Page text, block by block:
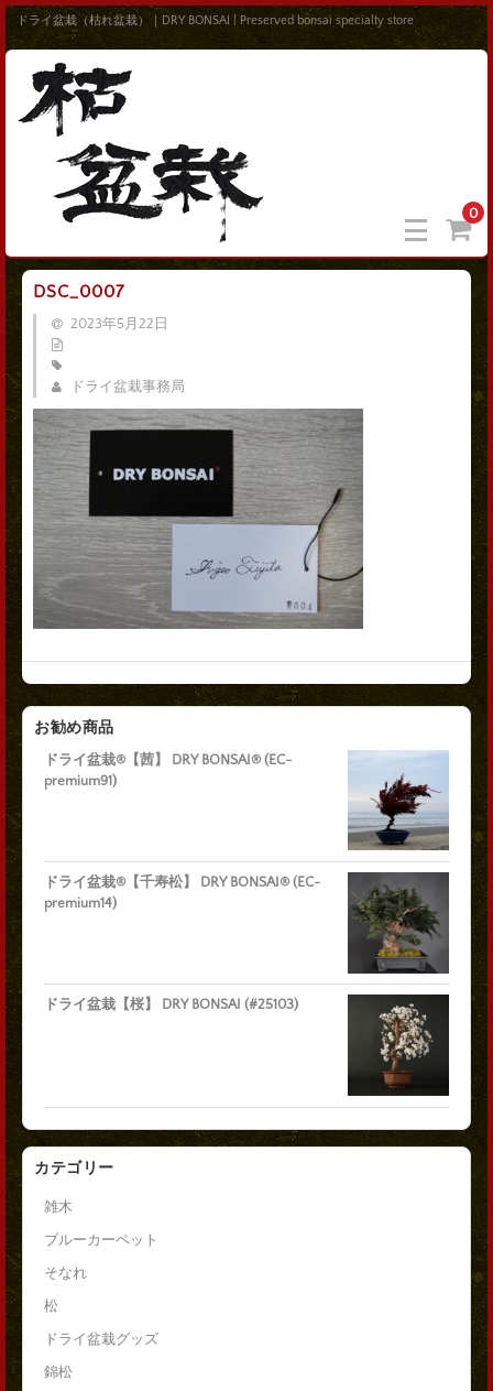
ドライ盆栽（枯れ盆栽）｜DRY BONSAI | Preserved bonsai specialty store
0
DSC_0007
2023年5月22日
ドライ盆栽事務局
お勧め商品
ドライ盆栽®【茜】 DRY BONSAI® (EC-
premium91)
ドライ盆栽®【千寿松】 DRY BONSAI® (EC-
premium14)
ドライ盆栽【桜】 DRY BONSAI (#25103)
カテゴリー
雑木
ブルーカーペット
そなれ
松
ドライ盆栽グッズ
錦松